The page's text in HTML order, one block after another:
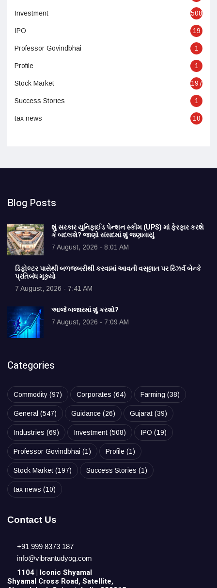
Investment 508
IPO 19
Professor Govindbhai 1
Profile 1
Stock Market 197
Success Stories 1
tax news 10
Blog Posts
શું સરકાર યુનિફાઈડ પેન્શન સ્કીમ (UPS) માં ફેરફાર કરશે
કે બદલશે? જાણો સંસદમાં શું જણાવાયું
7 August, 2026 - 8:01 AM
ડિફોલ્ટર પાસેથી બળજબરીથી કરવામાં આવતી વસૂલાત પર રિઝર્વ બેન્કે
પ્રતિબંધ મૂક્યો
7 August, 2026 - 7:41 AM
આજે બજારમાં શું કરશો?
7 August, 2026 - 7:09 AM
Categories
Commodity (97) Corporates (64) Farming (38)
General (547) Guidance (26) Gujarat (39)
Industries (69) Investment (508) IPO (19)
Professor Govindbhai (1) Profile (1)
Stock Market (197) Success Stories (1)
tax news (10)
Contact Us
+91 999 8373 187
info@vibrantudyog.com
1104 | Iconic Shyamal
Shyamal Cross Road, Satellite,